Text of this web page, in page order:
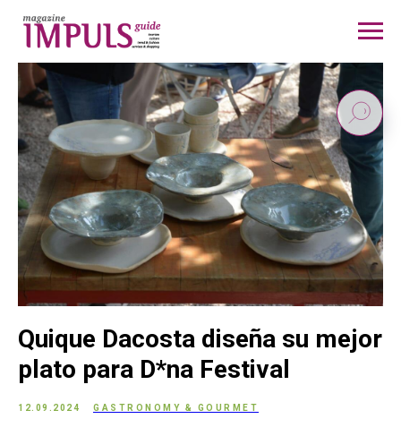
Quique Dacosta diseña su mejor
plato para D*na Festival
12.09.2024 GASTRONOMY & GOURMET